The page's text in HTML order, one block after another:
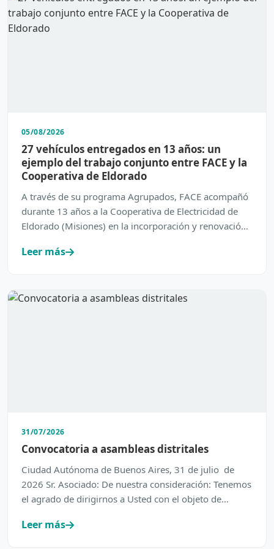
05/08/2026
27 vehículos entregados en 13 años: un
ejemplo del trabajo conjunto entre FACE y la
Cooperativa de Eldorado
A través de su programa Agrupados, FACE acompañó
durante 13 años a la Cooperativa de Electricidad de
Eldorado (Misiones) en la incorporación y renovación
Leer más
31/07/2026
Convocatoria a asambleas distritales
Ciudad Autónoma de Buenos Aires, 31 de julio de
2026 Sr. Asociado: De nuestra consideración: Tenemos
el agrado de dirigirnos a Usted con el objeto de
Leer más